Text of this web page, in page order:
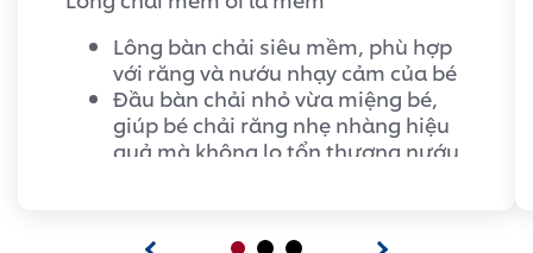
Lông bàn chải siêu mềm, phù hợp
với răng và nướu nhạy cảm của bé
Đầu bàn chải nhỏ vừa miệng bé,
giúp bé chải răng nhẹ nhàng hiệu
quả mà không lo tổn thương nướu